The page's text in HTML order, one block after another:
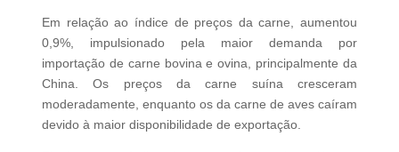
Em relação ao índice de preços da carne, aumentou
0,9%, impulsionado pela maior demanda por
importação de carne bovina e ovina, principalmente da
China. Os preços da carne suína cresceram
moderadamente, enquanto os da carne de aves caíram
devido à maior disponibilidade de exportação.